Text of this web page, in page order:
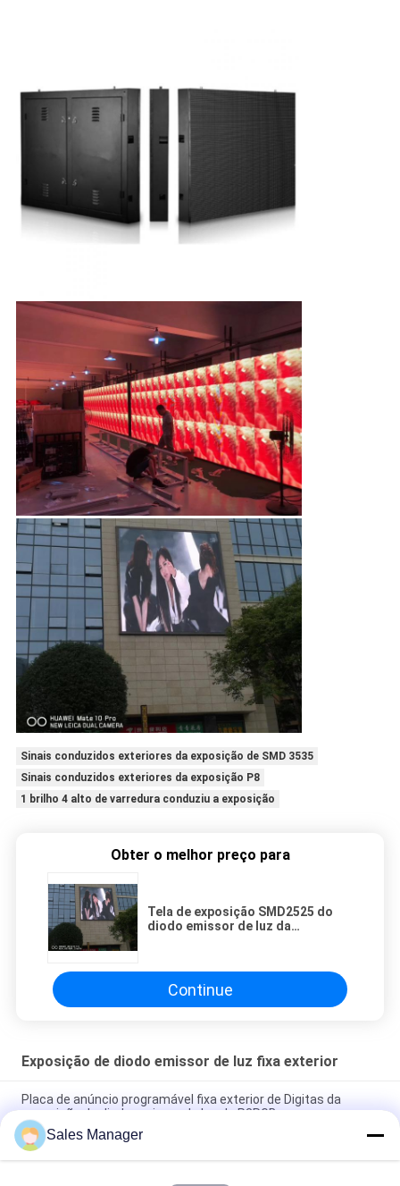
Sinais conduzidos exteriores da exposição de SMD 3535
Sinais conduzidos exteriores da exposição P8
1 brilho 4 alto de varredura conduziu a exposição
Obter o melhor preço para
Tela de exposição SMD2525 do
diodo emissor de luz da
160*320mm
Continue
Exposição de diodo emissor de luz fixa exterior
Placa de anúncio programável fixa exterior de Digitas da
exposição de diodo emissor de luz de P3RGB
Tela do diodo emissor de luz da propaganda P3.91 exterior
para a instalação fixa alugado
Sales Manager